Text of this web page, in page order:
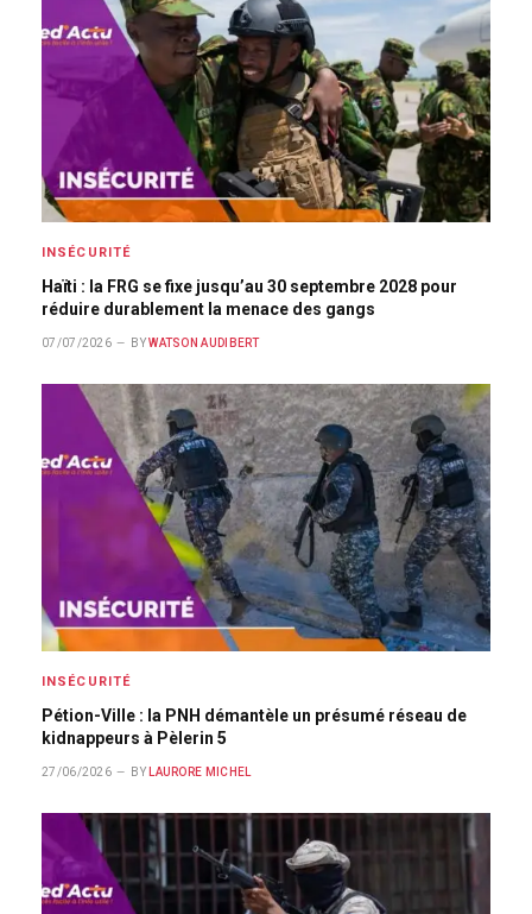
INSÉCURITÉ
Haïti : la FRG se fixe jusqu’au 30 septembre 2028 pour
réduire durablement la menace des gangs
07/07/2026 BY WATSON AUDIBERT
INSÉCURITÉ
Pétion-Ville : la PNH démantèle un présumé réseau de
kidnappeurs à Pèlerin 5
27/06/2026 BY LAURORE MICHEL